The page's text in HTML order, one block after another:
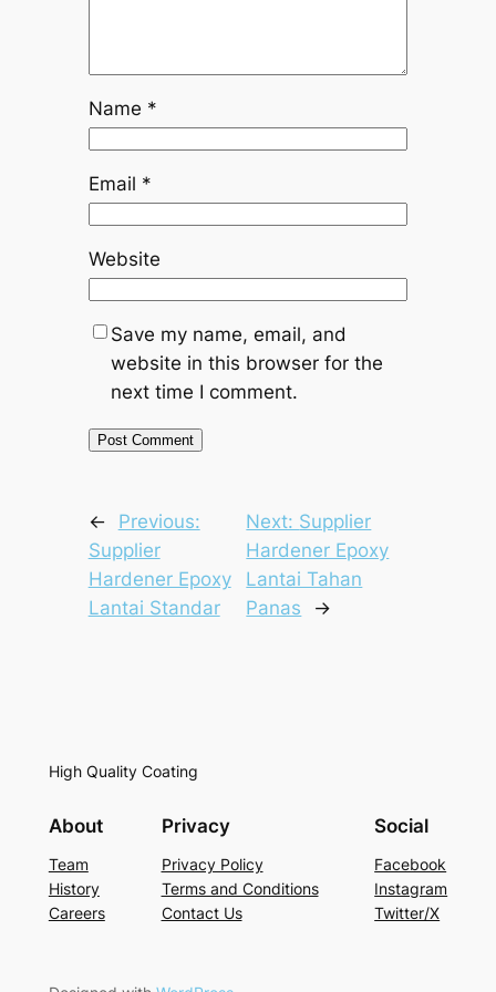
Name *
Email *
Website
Save my name, email, and
website in this browser for the
next time I comment.
←
Previous:
Supplier
Hardener Epoxy
Lantai Standar
Next: Supplier
Hardener Epoxy
Lantai Tahan
Panas
→
High Quality Coating
About
Team
History
Careers
Privacy
Privacy Policy
Terms and Conditions
Contact Us
Social
Facebook
Instagram
Twitter/X